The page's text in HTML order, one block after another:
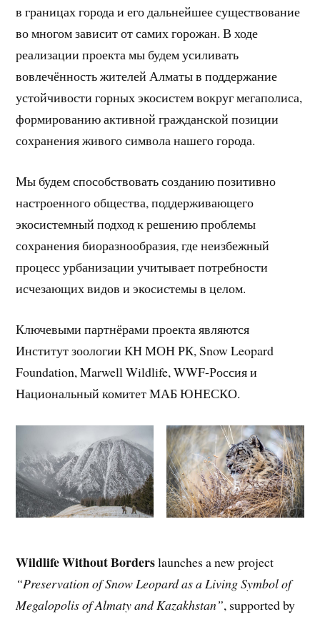
в границах города и его дальнейшее существование
во многом зависит от самих горожан. В ходе
реализации проекта мы будем усиливать
вовлечённость жителей Алматы в поддержание
устойчивости горных экосистем вокруг мегаполиса,
формированию активной гражданской позиции
сохранения живого символа нашего города.
Мы будем способствовать созданию позитивно
настроенного общества, поддерживающего
экосистемный подход к решению проблемы
сохранения биоразнообразия, где неизбежный
процесс урбанизации учитывает потребности
исчезающих видов и экосистемы в целом.
Ключевыми партнёрами проекта являются
Институт зоологии КН МОН РК, Snow Leopard
Foundation, Marwell Wildlife, WWF-Россия и
Национальный комитет МАБ ЮНЕСКО.
Wildlife Without Borderslaunches a new project
“Preservation of Snow Leopard as a Living Symbol of
Megalopolis of Almaty and Kazakhstan”, supported by